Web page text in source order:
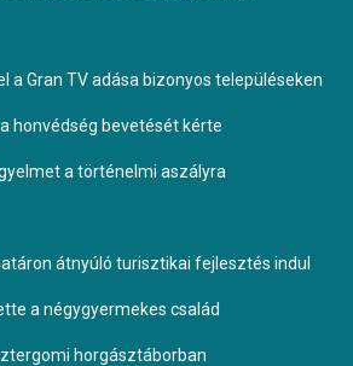
a Gran TV adása bizonyos településeken
honvédség bevetését kérte
a történelmi aszályra
átnyúló turisztikai fejlesztés indul
a négygyermekes család
horgásztáborban